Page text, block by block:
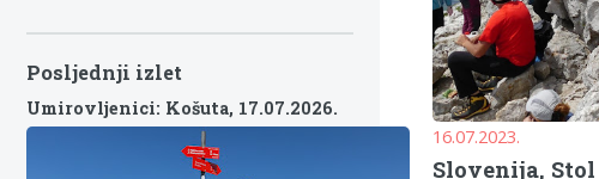
16.07.2023.
Slovenija, Stol
Posljednji izlet
Umirovljenici: Košuta, 17.07.2026.